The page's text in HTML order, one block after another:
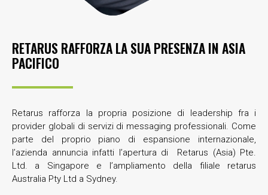
RETARUS RAFFORZA LA SUA PRESENZA IN ASIA
PACIFICO
Retarus rafforza la propria posizione di leadership fra i
provider globali di servizi di messaging professionali. Come
parte del proprio piano di espansione internazionale,
l’azienda annuncia infatti l’apertura di Retarus (Asia) Pte.
Ltd. a Singapore e l’ampliamento della filiale retarus
Australia Pty Ltd a Sydney.